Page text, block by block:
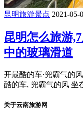
昆明旅游景点 2021-05-
昆明怎么旅游
中的玻璃滑道
开最酷的车·兜霸气的
酷的车, 兜霸气的风 坐
关于云南旅游网